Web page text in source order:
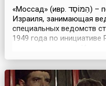
«Моссад» (ивр. ‏הַמּוֹסָד‎‏‎) – политическая разведка
Израиля, занимающая
специальных ведомств
1949 года по инициативе
разведывательного
министерства